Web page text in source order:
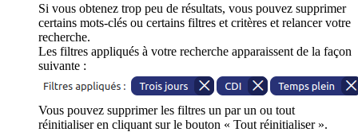
Si vous obtenez trop peu de résultats, vous pouvez supprimer
certains mots-clés ou certains filtres et critères et relancer votre
recherche.
Les filtres appliqués à votre recherche apparaissent de la façon
suivante :
Vous pouvez supprimer les filtres un par un ou tout
réinitialiser en cliquant sur le bouton « Tout réinitialiser ».